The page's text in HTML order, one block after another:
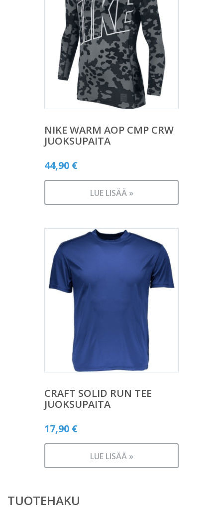
NIKE WARM AOP CMP CRW
JUOKSUPAITA
44,90 €
LUE LISÄÄ »
CRAFT SOLID RUN TEE
JUOKSUPAITA
17,90 €
LUE LISÄÄ »
TUOTEHAKU